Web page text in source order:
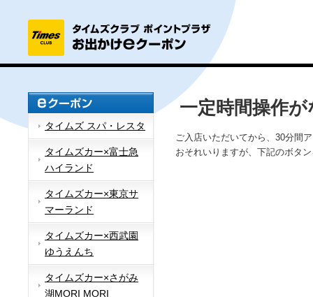
タイムズ スパ・レスタ
タイムズカー×富士急
ハイランド
タイムズカー×東京サ
マーランド
タイムズカー×西武園
ゆうえんち
タイムズカー×さがみ
湖MORI MORI
一定時間操作
ご入店いただいてから、30分間
おそれいりますが、下記のボタ